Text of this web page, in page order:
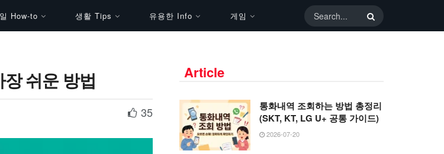
How-to 생활 Tips 유용한 Info 게임
쉬운 방법
35
Article
통화내역 조회하는 방법 총정리
(SKT, KT, LG U+ 공통 가이드)
2026-07-20